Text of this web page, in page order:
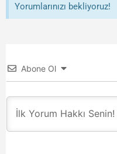
Yorumlarınızı bekliyoruz!
Abone Ol